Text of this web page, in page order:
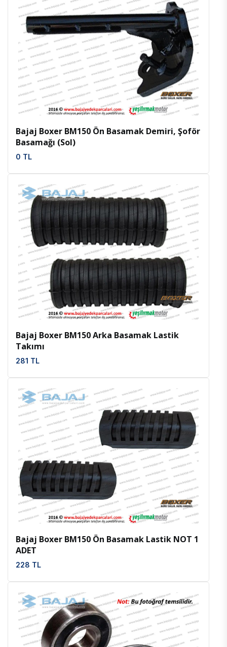
İncele Favoriler
Bajaj Boxer BM150 Ön Basamak Demiri, Şoför
Basamağı (Sol)
0 TL
Bajaj Boxer BM150 Arka Basamak Lastik
Takımı
281 TL
İncele Favoriler
Bajaj Boxer BM150 Ön Basamak Lastik NOT 1
ADET
228 TL